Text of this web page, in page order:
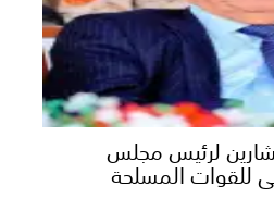
لرئيس مجلس
للقوات المسلحة